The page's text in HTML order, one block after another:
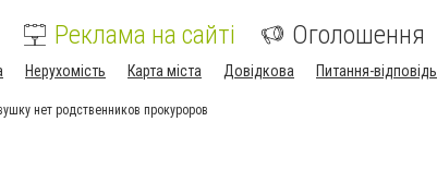
Реклама на сайті Оголошення
Нерухомість Карта міста Довідкова Питання-відповідь
нет родственников прокуроров